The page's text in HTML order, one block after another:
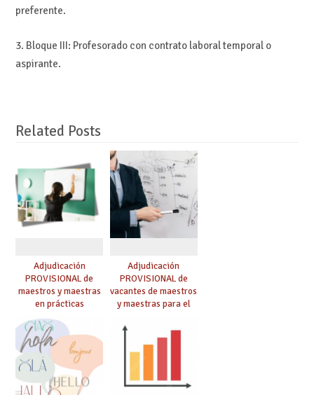
preferente.
3. Bloque III: Profesorado con contrato laboral temporal o
aspirante.
Related Posts
Adjudicación
PROVISIONAL de
maestros y maestras
en prácticas
Adjudicación
PROVISIONAL de
vacantes de maestros
y maestras para el